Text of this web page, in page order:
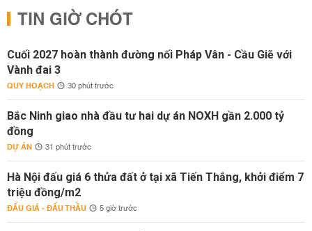
TIN GIỜ CHÓT
Cuối 2027 hoàn thành đường nối Pháp Vân - Cầu Giẽ với
Vành đai 3
QUY HOẠCH 30 phút trước
Bắc Ninh giao nhà đầu tư hai dự án NOXH gần 2.000 tỷ
đồng
DỰ ÁN 31 phút trước
Hà Nội đấu giá 6 thửa đất ở tại xã Tiến Thắng, khởi điểm 7
triệu đồng/m2
ĐẤU GIÁ - ĐẤU THẦU 5 giờ trước